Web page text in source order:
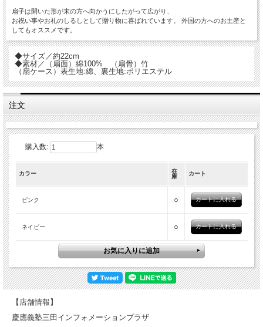
扇子は開いた形が末の方へ向かうにしたがって広がり、
お祝い事やお礼のしるしとして贈り物に喜ばれています。 外国の方へのお土産と
してもオススメです。
◆サイズ／約22cm
◆素材／（扇面）綿100% （扇骨）竹
（扇ケース）表生地:綿、裏生地:ポリエステル
注文
購入数: 本
カラー
在
庫
カート
ピンク ○
ネイビー ○
【店舗情報】
慶應義塾三田インフォメーションプラザ